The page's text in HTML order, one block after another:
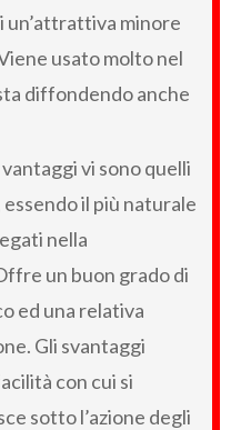
un’attrattiva minore
usato molto nel
diffondendo anche
vi sono quelli
essendo il più naturale
nella
un buon grado di
ed una relativa
Gli svantaggi
con cui si
sotto l’azione degli